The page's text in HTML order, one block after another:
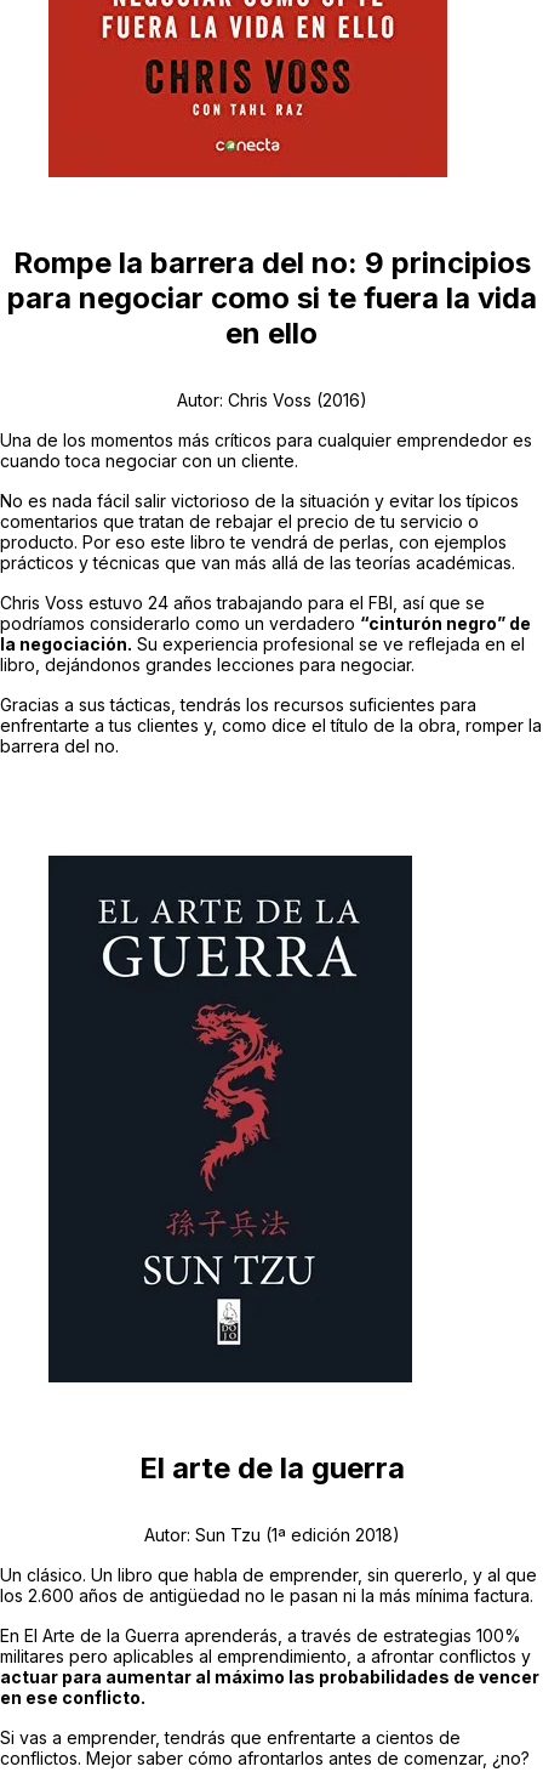
Rompe la barrera del no: 9 principios
para negociar como si te fuera la vida
en ello
Autor: Chris Voss (2016)
Una de los momentos más críticos para cualquier emprendedor es
cuando toca negociar con un cliente.
No es nada fácil salir victorioso de la situación y evitar los típicos
comentarios que tratan de rebajar el precio de tu servicio o
producto. Por eso este libro te vendrá de perlas, con ejemplos
prácticos y técnicas que van más allá de las teorías académicas.
Chris Voss estuvo 24 años trabajando para el FBI, así que se
podríamos considerarlo como un verdadero “cinturón negro” de
la negociación. Su experiencia profesional se ve reflejada en el
libro, dejándonos grandes lecciones para negociar.
Gracias a sus tácticas, tendrás los recursos suficientes para
enfrentarte a tus clientes y, como dice el título de la obra, romper la
barrera del no.
El arte de la guerra
Autor: Sun Tzu (1ª edición 2018)
Un clásico. Un libro que habla de emprender, sin quererlo, y al que
los 2.600 años de antigüedad no le pasan ni la más mínima factura.
En El Arte de la Guerra aprenderás, a través de estrategias 100%
militares pero aplicables al emprendimiento, a afrontar conflictos y
actuar para aumentar al máximo las probabilidades de vencer
en ese conflicto.
Si vas a emprender, tendrás que enfrentarte a cientos de
conflictos. Mejor saber cómo afrontarlos antes de comenzar, ¿no?